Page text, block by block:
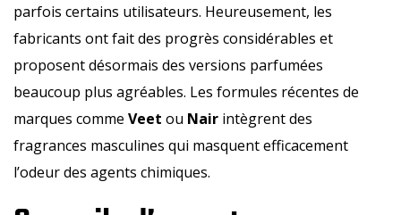
parfois certains utilisateurs. Heureusement, les
fabricants ont fait des progrès considérables et
proposent désormais des versions parfumées
beaucoup plus agréables. Les formules récentes de
marques comme Veet ou Nair intègrent des
fragrances masculines qui masquent efficacement
l’odeur des agents chimiques.